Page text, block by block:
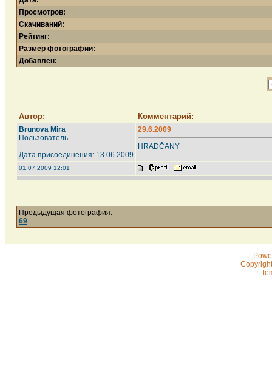
Просмотров:
Скачиваний:
Рейтинг:
Размер фотографии:
Добавлен:
Автор: Комментарий:
Brunova Mira
Пользователь
Дата присоединения: 13.06.2009
29.6.2009
HRADČANY
01.07.2009 12:01
Предыдущая фотография:
69